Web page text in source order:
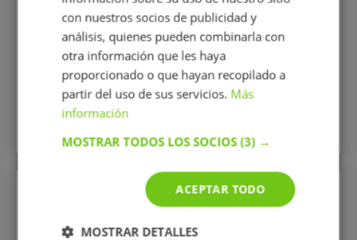
10 €/h
Mostrar perfil
Más perfiles similares
Perfiles vistos
con nuestros socios de publicidad y
análisis, quienes pueden combinarla con
otra información que les haya
proporcionado o que hayan recopilado a
partir del uso de sus servicios. Más
información
MOSTRAR TODOS LOS SOCIOS(3) →
ACEPTAR TODO
MOSTRAR DETALLES